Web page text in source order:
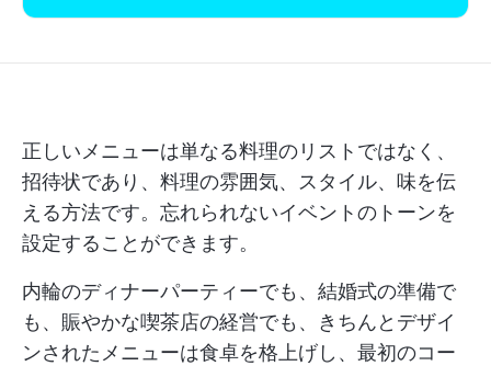
正しいメニューは単なる料理のリストではなく、
招待状であり、料理の雰囲気、スタイル、味を伝
える方法です。忘れられないイベントのトーンを
設定することができます。
内輪のディナーパーティーでも、結婚式の準備で
も、賑やかな喫茶店の経営でも、きちんとデザイ
ンされたメニューは食卓を格上げし、最初のコー